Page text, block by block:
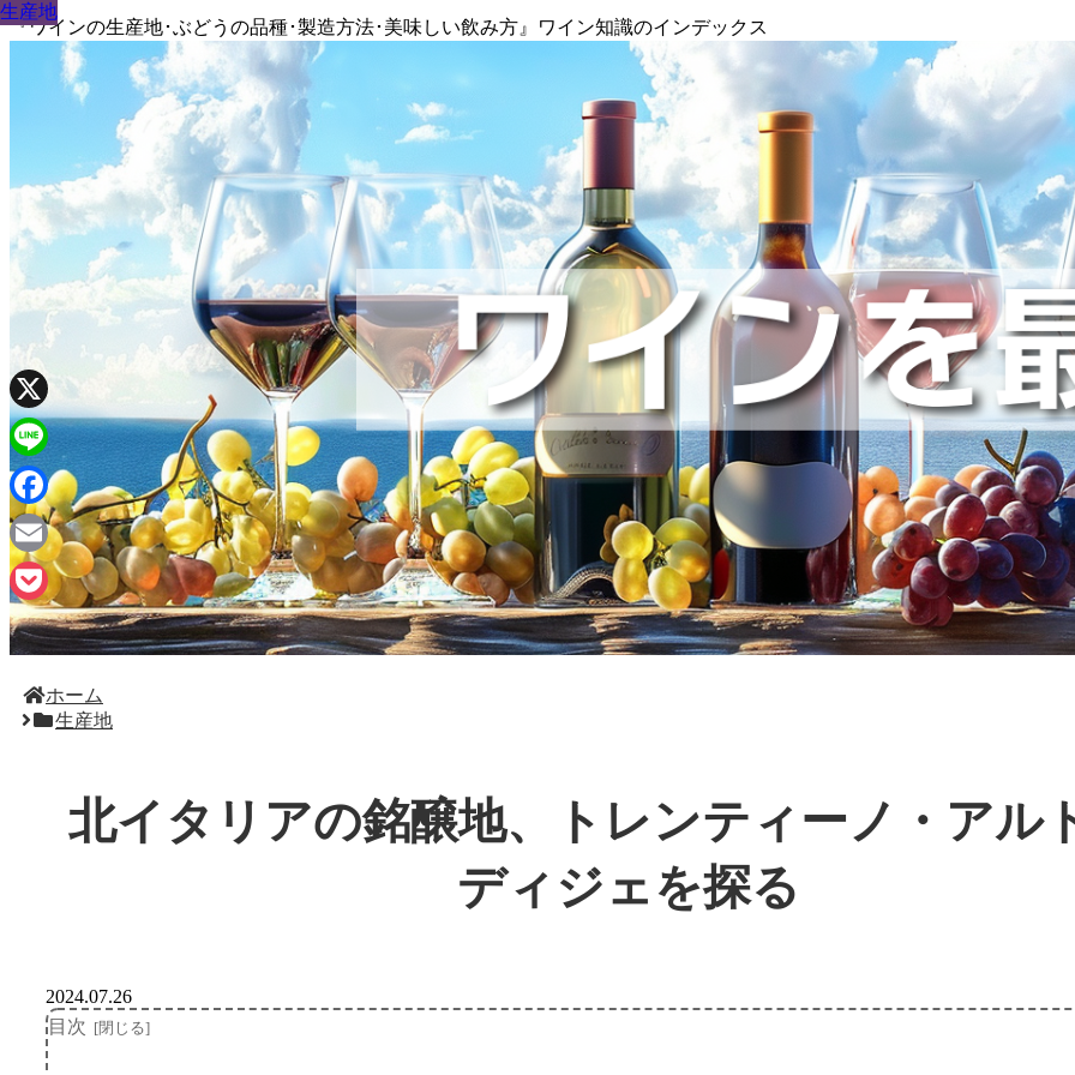
『ワインの生産地･ぶどうの品種･製造方法･美味しい飲み方』ワイン知識のインデックス
ホーム
生産地
北イタリアの銘醸地、トレンティーノ・アル
ディジェを探る
生産地
2024.07.26
目次
生産地
生産地
生産地
生産地
生産地
生産地
生産地
生産地
X
Line
Facebook
Email
Pocket